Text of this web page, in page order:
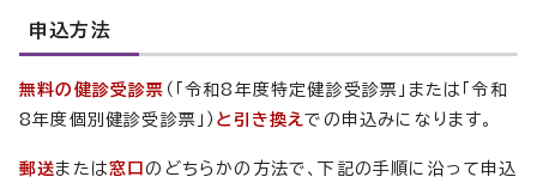
申込方法
無料の健診受診票 （「令和8年度特定健診受診票」または「令和
8年度個別健診受診票」） と引き換えでの申込みになります。
郵送または窓口のどちらかの方法で、下記の手順に沿って申込